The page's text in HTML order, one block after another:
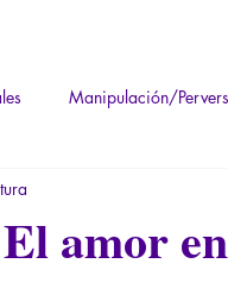
Manipulación/
de la Autoridad
amor